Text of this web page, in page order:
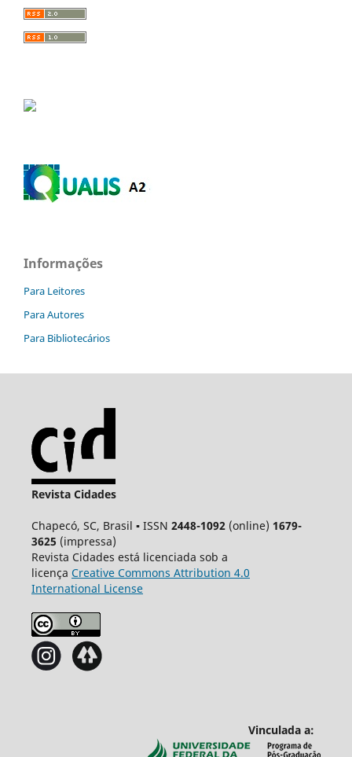
Informações
Para Leitores
Para Autores
Para Bibliotecários
Revista Cidades
Chapecó, SC, Brasil ▪ ISSN 2448-1092(online) 1679-
3625 (impressa)
Revista Cidades está licenciada sob a
licença Creative Commons Attribution 4.0
International License
Vinculada a: